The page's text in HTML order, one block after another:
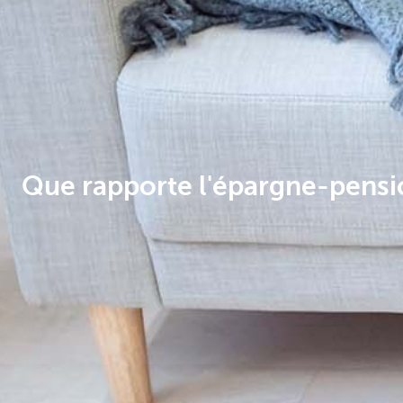
Que rapporte l'épargne-